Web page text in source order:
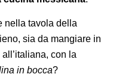
nella tavola della
sia da mangiare in
con la
in bocca?